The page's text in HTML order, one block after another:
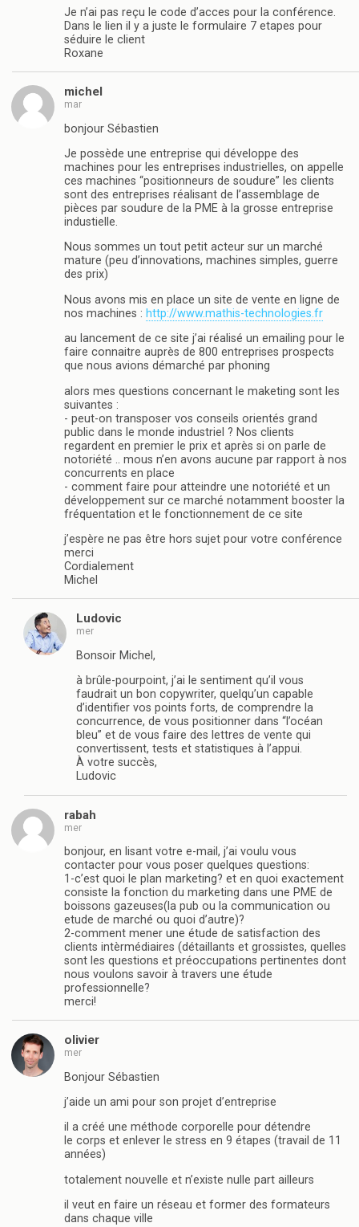
Je n’ai pas reçu le code d’acces pour la conférence.
Dans le lien il y a juste le formulaire 7 etapes pour
séduire le client
Roxane
michel
mar
bonjour Sébastien
Je possède une entreprise qui développe des
machines pour les entreprises industrielles, on appelle
ces machines “positionneurs de soudure” les clients
sont des entreprises réalisant de l’assemblage de
pièces par soudure de la PME à la grosse entreprise
industielle.
Nous sommes un tout petit acteur sur un marché
mature (peu d’innovations, machines simples, guerre
des prix)
Nous avons mis en place un site de vente en ligne de
nos machines : http://www.mathis-technologies.fr
au lancement de ce site j’ai réalisé un emailing pour le
faire connaitre auprès de 800 entreprises prospects
que nous avions démarché par phoning
alors mes questions concernant le maketing sont les
suivantes :
- peut-on transposer vos conseils orientés grand
public dans le monde industriel ? Nos clients
regardent en premier le prix et après si on parle de
notoriété .. mous n’en avons aucune par rapport à nos
concurrents en place
- comment faire pour atteindre une notoriété et un
développement sur ce marché notamment booster la
fréquentation et le fonctionnement de ce site
j’espère ne pas être hors sujet pour votre conférence
merci
Cordialement
Michel
Ludovic
mer
Bonsoir Michel,
à brûle-pourpoint, j’ai le sentiment qu’il vous
faudrait un bon copywriter, quelqu’un capable
d’identifier vos points forts, de comprendre la
concurrence, de vous positionner dans “l’océan
bleu” et de vous faire des lettres de vente qui
convertissent, tests et statistiques à l’appui.
À votre succès,
Ludovic
rabah
mer
bonjour, en lisant votre e-mail, j’ai voulu vous
contacter pour vous poser quelques questions:
1-c’est quoi le plan marketing? et en quoi exactement
consiste la fonction du marketing dans une PME de
boissons gazeuses(la pub ou la communication ou
etude de marché ou quoi d’autre)?
2-comment mener une étude de satisfaction des
clients intèrmédiaires (détaillants et grossistes, quelles
sont les questions et préoccupations pertinentes dont
nous voulons savoir à travers une étude
professionnelle?
merci!
olivier
mer
Bonjour Sébastien
j’aide un ami pour son projet d’entreprise
il a créé une méthode corporelle pour détendre
le corps et enlever le stress en 9 étapes (travail de 11
années)
totalement nouvelle et n’existe nulle part ailleurs
il veut en faire un réseau et former des formateurs
dans chaque ville